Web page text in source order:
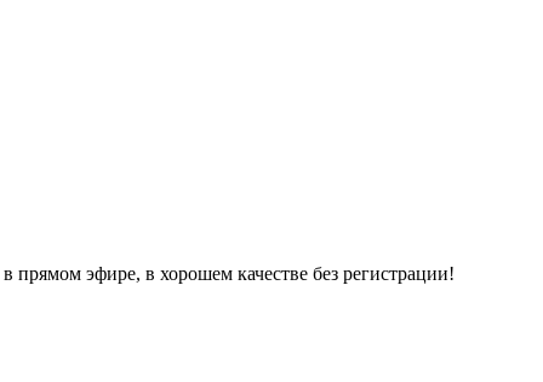
в прямом эфире, в хорошем качестве без регистрации!